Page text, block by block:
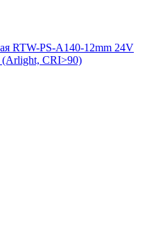
RTW-PS-A140-12mm 24V
(Arlight, CRI>90)